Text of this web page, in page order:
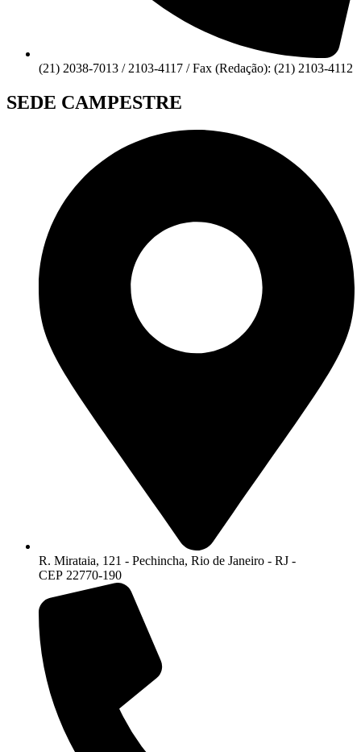
(21) 2038-7013 / 2103-4117 / Fax (Redação): (21) 2103-4112
SEDE CAMPESTRE
R. Mirataia, 121 - Pechincha, Rio de Janeiro - RJ -
CEP 22770-190